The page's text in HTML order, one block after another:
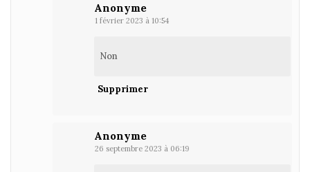
Anonyme
1 février 2023 à 10:54
Non
Supprimer
Anonyme
26 septembre 2023 à 06:19